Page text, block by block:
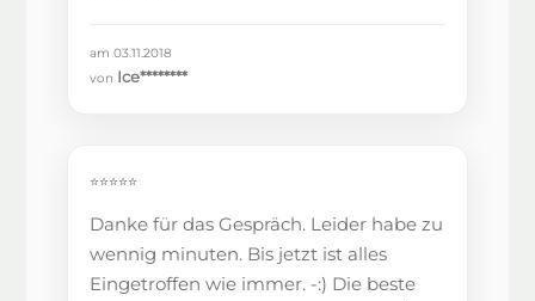
am 03.11.2018
von Ice********
⭐⭐⭐⭐⭐
Danke für das Gespräch. Leider habe zu
wennig minuten. Bis jetzt ist alles
Eingetroffen wie immer. -:) Die beste